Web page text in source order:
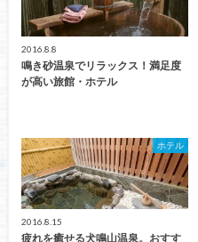
2016.8.8
鳴き砂温泉でリラックス！満足度
が高い旅館・ホテル
ホテル
2016.8.15
疲れを癒せる犬鳴山温泉。おすす